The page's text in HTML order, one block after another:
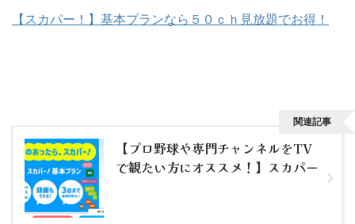
【スカパー！】基本プランなら５０ｃｈ見放題でお得！
【プロ野球や専門チャンネルをTV
で観たい方にオススメ！】スカパー
関連記事